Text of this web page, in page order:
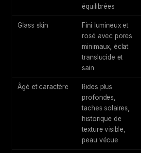
équilibrées
Glass skin
Fini lumineux et
rosé avec pores
minimaux, éclat
translucide et
sain
Âgé et caractère
Rides plus
profondes,
taches solaires,
historique de
texture visible,
peau vécue